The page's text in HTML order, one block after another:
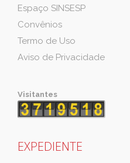
Espaço SINSESP
Convênios
Termo de Uso
Aviso de Privacidade
Visitantes
EXPEDIENTE